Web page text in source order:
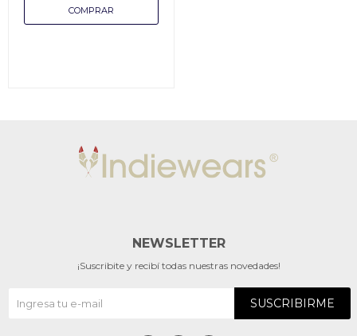
NEWSLETTER
¡Suscribite y recibí todas nuestras novedades!
SUSCRIBIRME